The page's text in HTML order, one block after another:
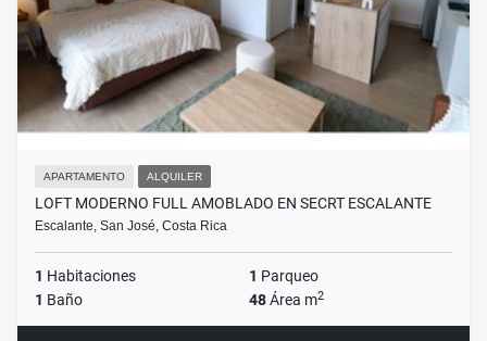
APARTAMENTO ALQUILER
LOFT MODERNO FULL AMOBLADO EN SECRT ESCALANTE
Escalante, San José, Costa Rica
1 Habitaciones 1 Parqueo
1 Baño 48Área m2